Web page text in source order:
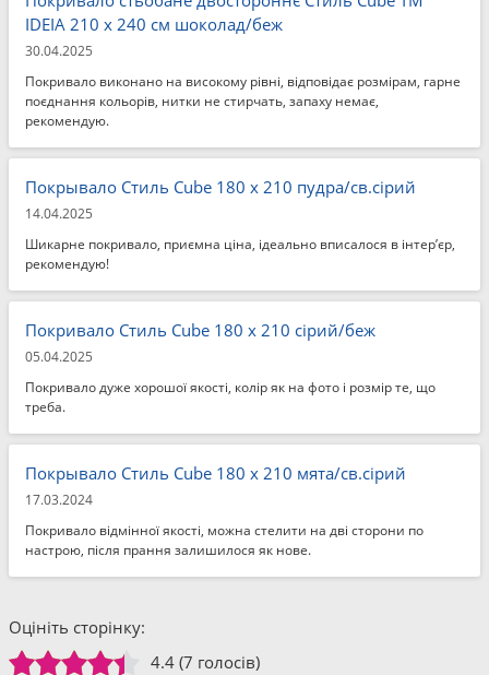
IDEIA 210 x 240 см шоколад/беж
30.04.2025
Покривало виконано на високому рівні, відповідає розмірам, гарне
поєднання кольорів, нитки не стирчать, запаху немає,
рекомендую.
Покрывало Стиль Cube 180 x 210 пудра/св.сірий
14.04.2025
Шикарне покривало, приємна ціна, ідеально вписалося в інтер’єр,
рекомендую!
Покривало Стиль Cube 180 x 210 сірий/беж
05.04.2025
Покривало дуже хорошої якості, колір як на фото і розмір те, що
треба.
Покрывало Стиль Cube 180 x 210 мята/св.сірий
17.03.2024
Покривало відмінної якості, можна стелити на дві сторони по
настрою, після прання залишилося як нове.
Оцініть сторінку:
4.4 (7 голосів)